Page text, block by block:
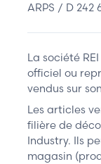
ARPS / D 242
La société
officiel ou
vendus sur
Les articles
filière de
Industry. Ils
magasin